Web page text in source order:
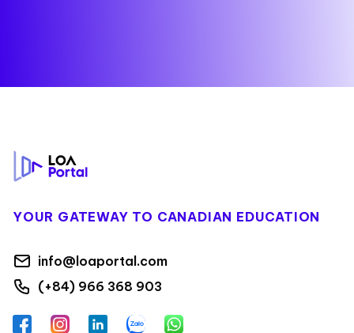
YOUR GATEWAY TO CANADIAN EDUCATION
info@loaportal.com
(+84) 966 368 903
FacebookInstagramLinkedInZalo WhatsApp